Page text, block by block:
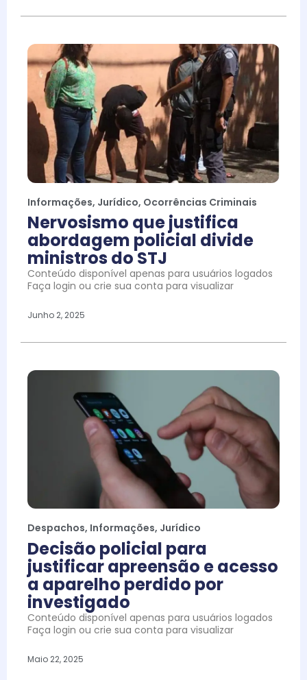
Informações, Jurídico, Ocorrências Criminais
Nervosismo que justifica
abordagem policial divide
ministros do STJ
Conteúdo disponível apenas para usuários logados
Faça login ou crie sua conta para visualizar
Junho 2, 2025
Despachos, Informações, Jurídico
Decisão policial para
justificar apreensão e acesso
a aparelho perdido por
investigado
Conteúdo disponível apenas para usuários logados
Faça login ou crie sua conta para visualizar
Maio 22, 2025